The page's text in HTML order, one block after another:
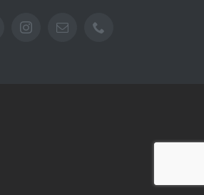
FacebookInstagramEmail